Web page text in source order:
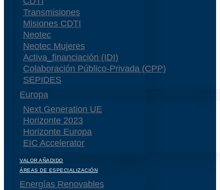
Transmisiones
Misiones CDTI
Neotec
Neotec Mujeres
Activa_financiación (IDI)
Colaboración Público-Privada (CPP)
SEPIDES
Europa
Next Generation UE
Horizonte 2023
Horizonte Europa
EIC Accelerator
VALOR AÑADIDO
ÁREAS DE ESPECIALIZACIÓN
Energías Renovables